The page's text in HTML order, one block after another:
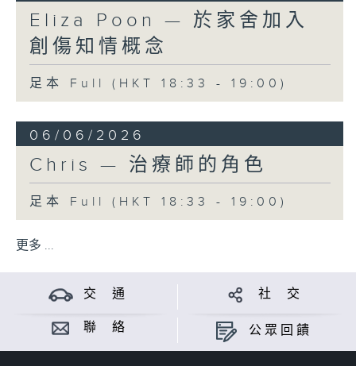
Eliza Poon — 於家舍加入
創傷知情概念
足本 Full (HKT 18:33 - 19:00)
06/06/2026
Chris — 治療師的角色
足本 Full (HKT 18:33 - 19:00)
更多 ...
交 通 社 交
聯 絡 公眾回饋